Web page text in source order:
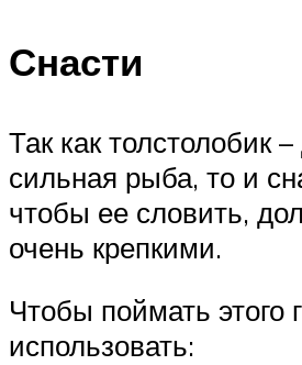
Снасти
Так как толстолобик
сильная рыба, то и
чтобы ее словить,
очень крепкими.
Чтобы поймать этого
использовать: